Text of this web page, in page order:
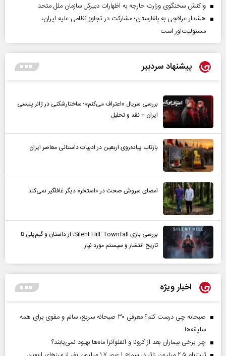
واکنش سخنگوی وزارت خارجه به اظهارات دبیرکل سازمان ملل متحد
هشدار عراقچی به بلغارستان؛ مشارکت در تجاوز نظامی علیه ایران،
مسئولیت‌آور است
پیشنهاد سردبیر
بررسی سریال «اعتراف می‌کنم»؛ ساختارشکنی در ژانر پلیسی
ایران + نقد و تحلیل
بازتاب پیاده‌روی اربعین در ادبیات داستانی معاصر ایران
امضای سروش صحت در «استخر» دیگر غافلگیر نمی‌کند
بررسی بازی Silent Hill: Townfall؛ از داستان و گیم‌پلی تا
تاریخ انتشار و سیستم مورد نیاز
اخبار ویژه
صبحانه چی درست کنم؟ معرفی ۳۰ صبحانه سریع، سالم و مقوی برای همه
سلیقه‌ها
چرا برخی بیماران بعد از کرونا و آنفلوآنزا ماه‌ها بهبود نمی‌یابند؟